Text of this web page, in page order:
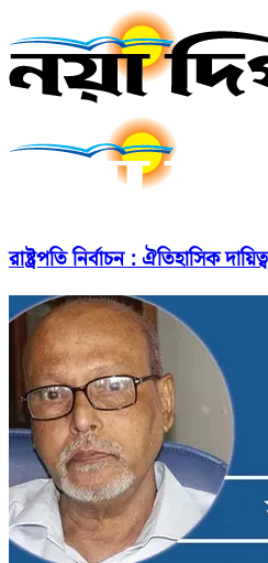
রাষ্ট্রপতি নির্বাচন : ঐতিহাসিক